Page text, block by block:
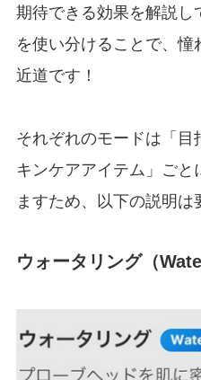
期待できる効果を解説し
を使い分けることで、憧
近道です！
それぞれのモードは「目
キンケアアイテム」ごと
ますため、以下の説明は
ウォータリング（